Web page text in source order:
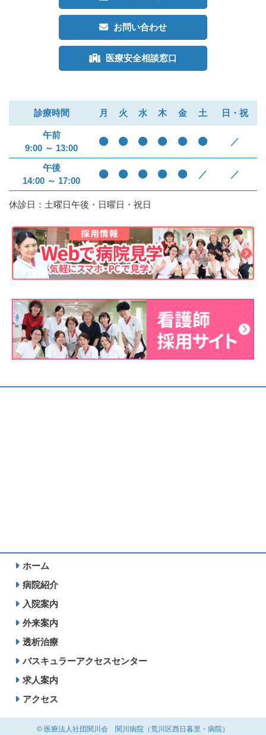
お問い合わせ
医療安全相談窓口
診療時間 月 火 水 木 金 土 日・祝
午前
9:00 ～ 13:00
／
午後
14:00 ～ 17:00
／ ／
休診日：土曜日午後・日曜日・祝日
ホーム
病院紹介
入院案内
外来案内
透析治療
バスキュラーアクセスセンター
求人案内
アクセス
© 医療法人社団関川会 関川病院（荒川区西日暮里・病院）